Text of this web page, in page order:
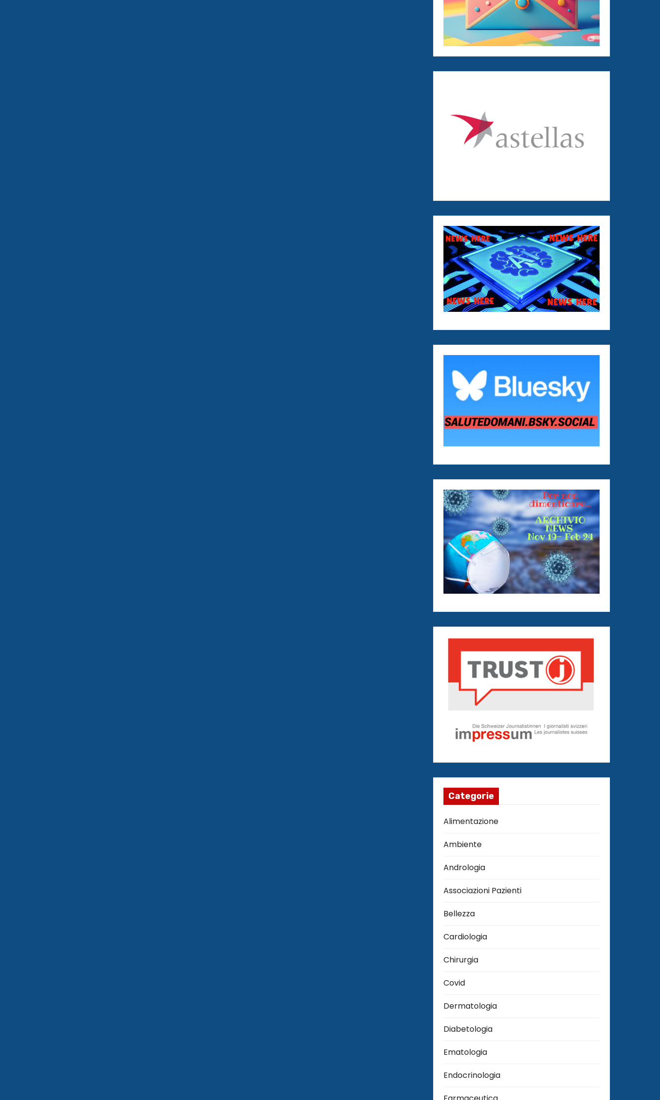
Categorie
Alimentazione
Ambiente
Andrologia
Associazioni Pazienti
Bellezza
Cardiologia
Chirurgia
Covid
Dermatologia
Diabetologia
Ematologia
Endocrinologia